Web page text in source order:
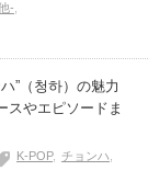
-
”（청하）の魅力
スやエピソードま
K-POP
チョンハ